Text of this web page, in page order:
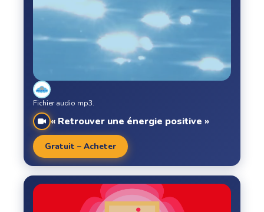
« Retrouver une énergie positive »
Fichier audio mp3.
Gratuit – Acheter